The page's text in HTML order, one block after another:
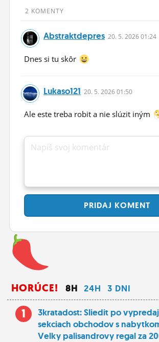
MÔJ PROFIL
NASTAVENIA
ROLETA
2 KOMENTY
Abstraktdepres 20. 5. 2026 01:24
Dnes si tu skôr
Lukaso121 20. 5. 2026 01:50
Ale este treba robit a nie slúzit iným
Napíš svoj komentár
PRIDAJ KOMENT
HORÚCE! 8H 24H 3 DNI
1
3kratadost: Sliedit po
sekciach obchodov s
Velky palisandrovy regal za